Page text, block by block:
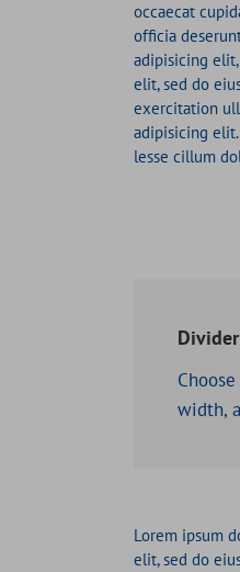
occaecat
officia
adipisicing
elit, sed do
exercitation
adipisicing
lesse cillum
width,
Lorem ipsum
elit, sed do